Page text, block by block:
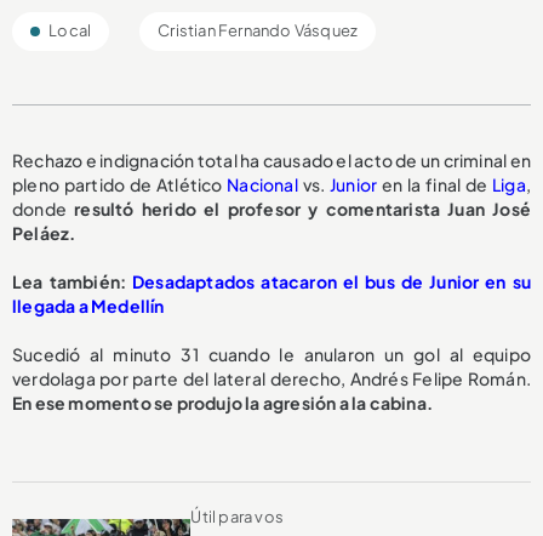
Local Cristian Fernando Vásquez
Rechazo e indignación total ha causado el acto de un criminal en
pleno partido de Atlético Nacionalvs. Junior en la final de Liga,
donderesultó herido el profesor y comentarista Juan José
Peláez.
Lea también: Desadaptados atacaron el bus de Junior en su
llegada a Medellín
Sucedió al minuto 31 cuando le anularon un gol al equipo
verdolaga por parte del lateral derecho, Andrés Felipe Román.
En ese momento se produjo la agresión a la cabina.
Útil para vos